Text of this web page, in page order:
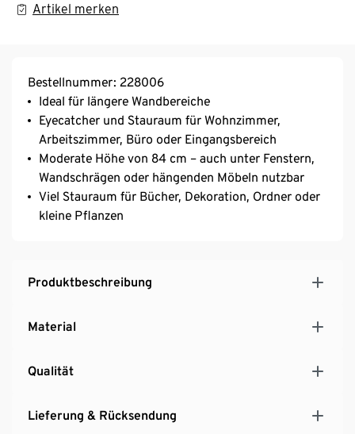
Artikel merken
Bestellnummer: 228006
Ideal für längere Wandbereiche
Eyecatcher und Stauraum für Wohnzimmer,
Arbeitszimmer, Büro oder Eingangsbereich
Moderate Höhe von 84 cm – auch unter Fenstern,
Wandschrägen oder hängenden Möbeln nutzbar
Viel Stauraum für Bücher, Dekoration, Ordner oder
kleine Pflanzen
Produktbeschreibung
Material
Qualität
Lieferung & Rücksendung